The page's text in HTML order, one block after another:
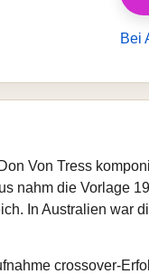
Bei
Von Tress
nahm die Vorlage
In Australien war